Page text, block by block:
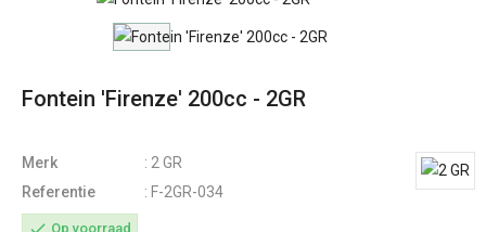
Fontein 'Firenze' 200cc - 2GR
Merk
: 2 GR
Referentie
: F-2GR-034
Op voorraad